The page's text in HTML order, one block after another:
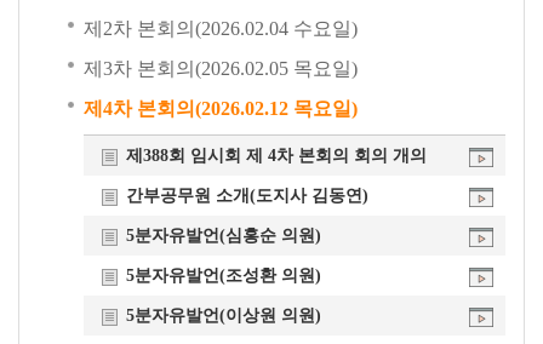
제2차 본회의(2026.02.04 수요일)
제3차 본회의(2026.02.05 목요일)
제4차 본회의(2026.02.12 목요일)
제388회 임시회 제 4차 본회의 회의 개의
간부공무원 소개(도지사 김동연)
5분자유발언(심홍순 의원)
5분자유발언(조성환 의원)
5분자유발언(이상원 의원)